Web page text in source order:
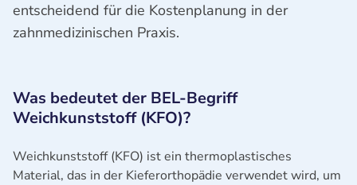
entscheidend für die Kostenplanung in der
zahnmedizinischen Praxis.
Was bedeutet der BEL-Begriff
Weichkunststoff (KFO)?
Weichkunststoff (KFO) ist ein thermoplastisches
Material, das in der Kieferorthopädie verwendet wird, um